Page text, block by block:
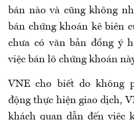
bán nào và cũng không
bán chứng khoán kê biên
chưa có văn bản đồng ý
việc bán lô chứng khoán
VNE cho biết do không
động thực hiện giao dịch,
khách quan dẫn đến việc